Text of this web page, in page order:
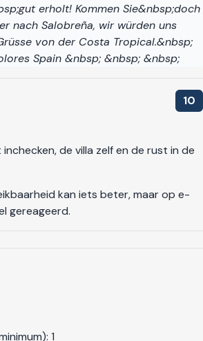
erholt! Kommen Sie&nbsp;doch
nach Salobreña, wir würden uns
von der Costa Tropical.&nbsp;
Spain &nbsp; &nbsp; &nbsp;
10
de villa zelf en de rust in de
kan iets beter, maar op e-
gereageerd.
1